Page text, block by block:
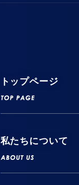
トップページ
私たちについて